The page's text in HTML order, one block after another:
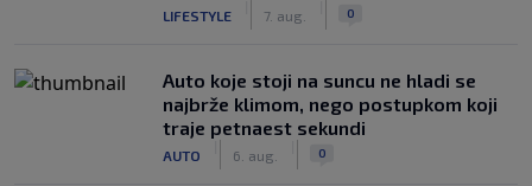
LIFESTYLE 7. aug. 0
Auto koje stoji na suncu ne hladi se
najbrže klimom, nego postupkom koji
traje petnaest sekundi
AUTO 6. aug. 0